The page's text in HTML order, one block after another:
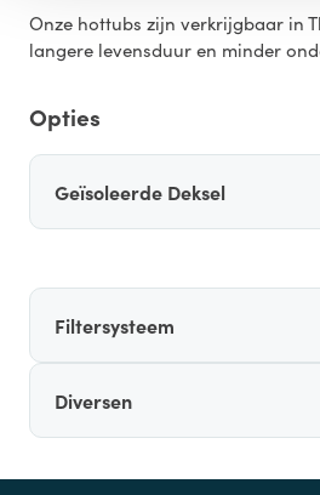
Onze hottubs zijn verkrijgbaar in
langere levensduur en minder
Opties
Geïsoleerde Deksel
Filtersysteem
Diversen